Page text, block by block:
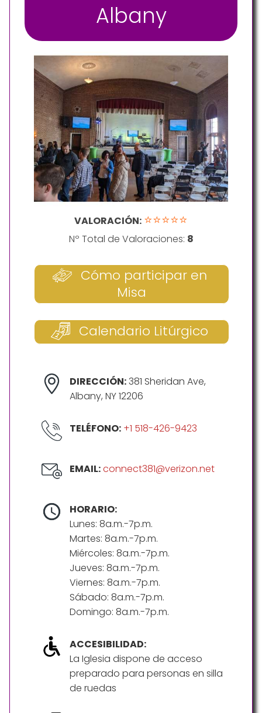
Albany
VALORACIÓN: ⭐⭐⭐⭐⭐
Nº Total de Valoraciones: 8
Cómo participar en
Misa
Calendario Litúrgico
DIRECCIÓN:381 Sheridan Ave,
Albany, NY 12206
TELÉFONO: +1 518-426-9423
EMAIL:connect381@verizon.net
HORARIO:
Lunes: 8a.m.-7p.m.
Martes: 8a.m.-7p.m.
Miércoles: 8a.m.-7p.m.
Jueves: 8a.m.-7p.m.
Viernes: 8a.m.-7p.m.
Sábado: 8a.m.-7p.m.
Domingo: 8a.m.-7p.m.
ACCESIBILIDAD:
La Iglesia dispone de acceso
preparado para personas en silla
de ruedas